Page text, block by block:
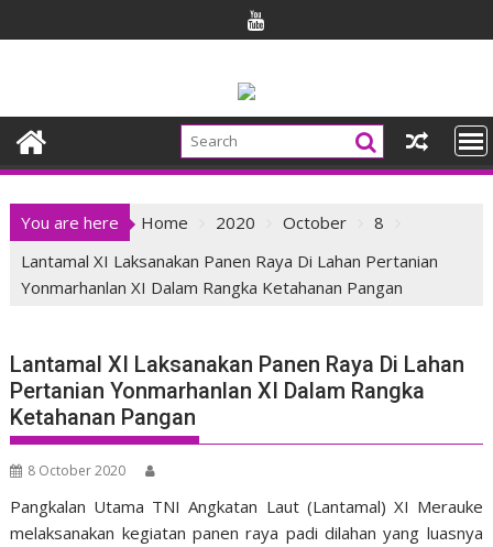
to
You are here Home 2020 October
8
Lantamal XI Laksanakan Panen Raya Di Lahan Pertanian
Yonmarhanlan XI Dalam Rangka Ketahanan Pangan
Lantamal XI Laksanakan Panen Raya Di Lahan
Pertanian Yonmarhanlan XI Dalam Rangka
Ketahanan Pangan
8 October 2020
Pangkalan Utama TNI Angkatan Laut (Lantamal) XI Merauke
melaksanakan kegiatan panen raya padi dilahan yang luasnya